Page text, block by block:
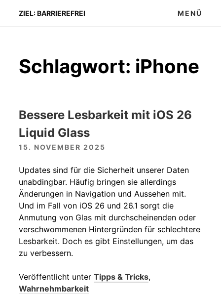
InhaltZIEL: BARRIEREFREI MENÜ
Schlagwort: iPhone
Bessere Lesbarkeit mit iOS 26
Liquid Glass
15. NOVEMBER 2025
Updates sind für die Sicherheit unserer Daten
unabdingbar. Häufig bringen sie allerdings
Änderungen in Navigation und Aussehen mit.
Und im Fall von iOS 26 und 26.1 sorgt die
Anmutung von Glas mit durchscheinenden oder
verschwommenen Hintergründen für schlechtere
Lesbarkeit. Doch es gibt Einstellungen, um das
zu verbessern.
Veröffentlicht unter Tipps & Tricks,
Wahrnehmbarkeit